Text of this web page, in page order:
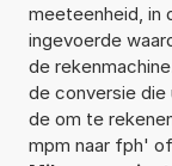
meeteenheid, in
ingevoerde
de
de conversie die
de om te
mpm naar fph'